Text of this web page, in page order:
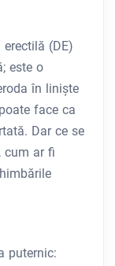
(DE)
este o
în liniște
face ca
Dar ce se
cum ar fi
puternic: